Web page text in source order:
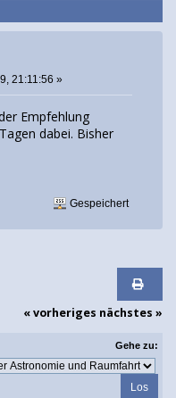
21:11:56 »
Empfehlung
dabei. Bisher
Gespeichert
« vorheriges nächstes »
Gehe zu: